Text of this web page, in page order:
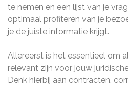
te nemen en een lijst van je
optimaal profiteren van je
je de juiste informatie krijgt.
Allereerst is het essentieel om
relevant zijn voor jouw
Denk hierbij aan contracten,